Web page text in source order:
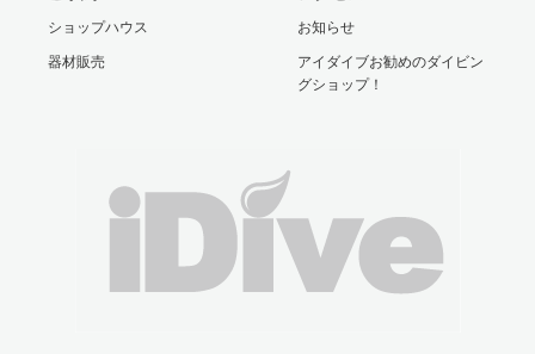
ショップハウス
器材販売
お知らせ
アイダイブお勧めのダイビン
グショップ！